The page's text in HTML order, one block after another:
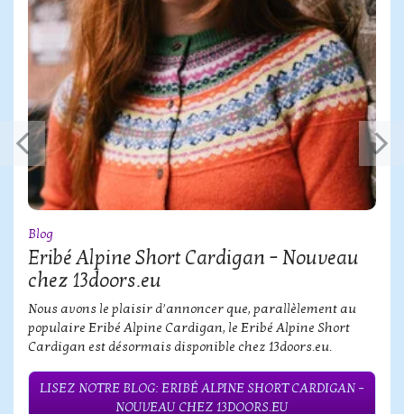
Blog
Eribé Alpine Short Cardigan – Nouveau
chez 13doors.eu
Nous avons le plaisir d’annoncer que, parallèlement au
populaire Eribé Alpine Cardigan, le Eribé Alpine Short
Cardigan est désormais disponible chez 13doors.eu.
LISEZ NOTRE BLOG: ERIBÉ ALPINE SHORT CARDIGAN –
NOUVEAU CHEZ 13DOORS.EU